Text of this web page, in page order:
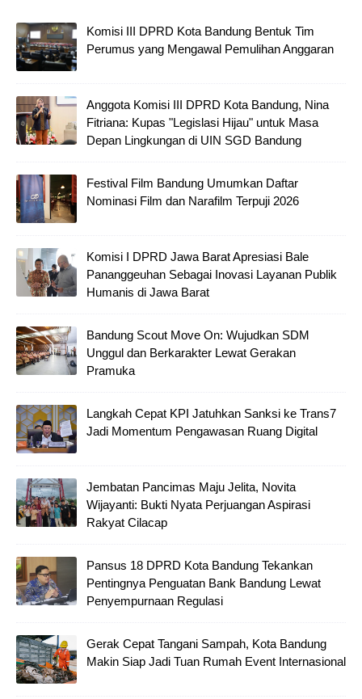
Komisi III DPRD Kota Bandung Bentuk Tim
Perumus yang Mengawal Pemulihan Anggaran
Anggota Komisi III DPRD Kota Bandung, Nina
Fitriana: Kupas "Legislasi Hijau" untuk Masa
Depan Lingkungan di UIN SGD Bandung
Festival Film Bandung Umumkan Daftar
Nominasi Film dan Narafilm Terpuji 2026
Komisi I DPRD Jawa Barat Apresiasi Bale
Pananggeuhan Sebagai Inovasi Layanan Publik
Humanis di Jawa Barat
Bandung Scout Move On: Wujudkan SDM
Unggul dan Berkarakter Lewat Gerakan
Pramuka
Langkah Cepat KPI Jatuhkan Sanksi ke Trans7
Jadi Momentum Pengawasan Ruang Digital
Jembatan Pancimas Maju Jelita, Novita
Wijayanti: Bukti Nyata Perjuangan Aspirasi
Rakyat Cilacap
Pansus 18 DPRD Kota Bandung Tekankan
Pentingnya Penguatan Bank Bandung Lewat
Penyempurnaan Regulasi
Gerak Cepat Tangani Sampah, Kota Bandung
Makin Siap Jadi Tuan Rumah Event Internasional